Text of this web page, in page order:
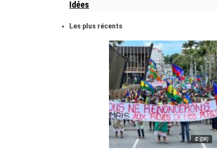
Idées
Les plus récents
© (DR)